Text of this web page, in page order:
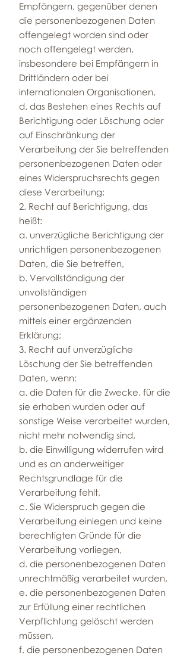
Empfängern, gegenüber denen
die personenbezogenen Daten
offengelegt worden sind oder
noch offengelegt werden,
insbesondere bei Empfängern in
Drittländern oder bei
internationalen Organisationen,
d. das Bestehen eines Rechts auf
Berichtigung oder Löschung oder
auf Einschränkung der
Verarbeitung der Sie betreffenden
personenbezogenen Daten oder
eines Widerspruchsrechts gegen
diese Verarbeitung;
2. Recht auf Berichtigung, das
heißt:
a. unverzügliche Berichtigung der
unrichtigen personenbezogenen
Daten, die Sie betreffen,
b. Vervollständigung der
unvollständigen
personenbezogenen Daten, auch
mittels einer ergänzenden
Erklärung;
3. Recht auf unverzügliche
Löschung der Sie betreffenden
Daten, wenn:
a. die Daten für die Zwecke, für die
sie erhoben wurden oder auf
sonstige Weise verarbeitet wurden,
nicht mehr notwendig sind,
b. die Einwilligung widerrufen wird
und es an anderweitiger
Rechtsgrundlage für die
Verarbeitung fehlt,
c. Sie Widerspruch gegen die
Verarbeitung einlegen und keine
berechtigten Gründe für die
Verarbeitung vorliegen,
d. die personenbezogenen Daten
unrechtmäßig verarbeitet wurden,
e. die personenbezogenen Daten
zur Erfüllung einer rechtlichen
Verpflichtung gelöscht werden
müssen,
f. die personenbezogenen Daten